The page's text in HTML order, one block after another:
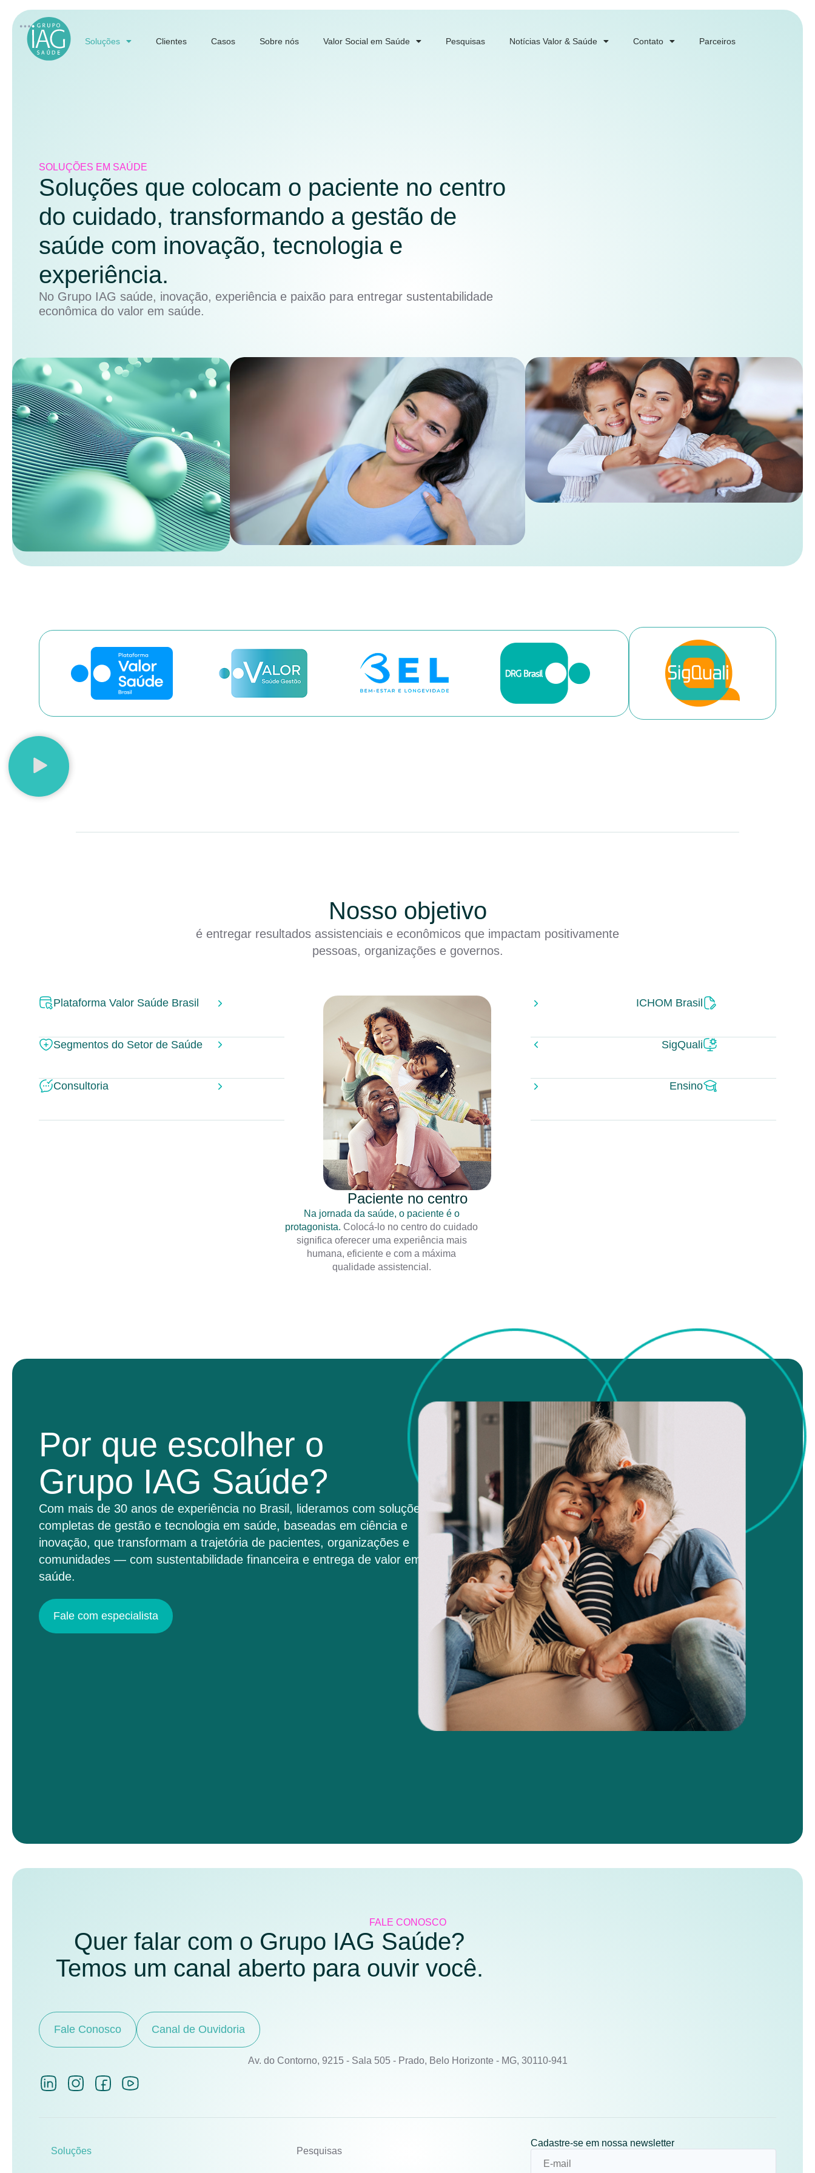
Soluções Clientes Casos Sobre nós Valor Social em Saúde Pesquisas Notícias Valor & Saúde Contato Parceiros
SOLUÇÕES EM SAÚDE
Soluções que colocam o paciente no centro
do cuidado, transformando a gestão de
saúde com inovação, tecnologia e
experiência.
No Grupo IAG saúde, inovação, experiência e paixão para entregar sustentabilidade
econômica do valor em saúde.
Nosso objetivo
é entregar resultados assistenciais e econômicos que impactam positivamente
pessoas, organizações e governos.
Plataforma Valor Saúde Brasil
Segmentos do Setor de Saúde
Consultoria
Paciente no centro
Na jornada da saúde, o paciente é o
protagonista. Colocá-lo no centro do cuidado
significa oferecer uma experiência mais
humana, eficiente e com a máxima
qualidade assistencial.
ICHOM Brasil
SigQuali
Ensino
Por que escolher o
Grupo IAG Saúde?
Com mais de 30 anos de experiência no Brasil, lideramos com soluções
completas de gestão e tecnologia em saúde, baseadas em ciência e
inovação, que transformam a trajetória de pacientes, organizações e
comunidades — com sustentabilidade financeira e entrega de valor em
saúde.
Fale com especialista
FALE CONOSCO
Quer falar com o Grupo IAG Saúde?
Temos um canal aberto para ouvir você.
Fale Conosco Canal de Ouvidoria
Av. do Contorno, 9215 - Sala 505 - Prado, Belo Horizonte - MG, 30110-941
Soluções Pesquisas
Cadastre-se em nossa newsletter